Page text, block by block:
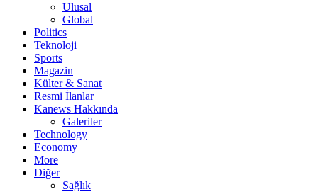
Ulusal
Global
Politics
Teknoloji
Sports
Magazin
Külter & Sanat
Resmi İlanlar
Kanews Hakkında
Galeriler
Technology
Economy
More
Diğer
Sağlık